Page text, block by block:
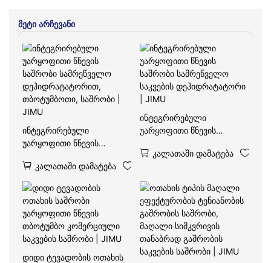
Მეტი Არჩევანი
ინტეგრირებული
უარყოფითი წნევის
დეჰიდრატატორით,
თბოტუმბოთი, საშრობი |
JIMU
Კალათაში Დამატება
ინტეგრირებული
უარყოფითი წნევის
საკვების დეჰიდრატატორი
Კალათაში Დამატება
დიდი ტევადობის ოთახის